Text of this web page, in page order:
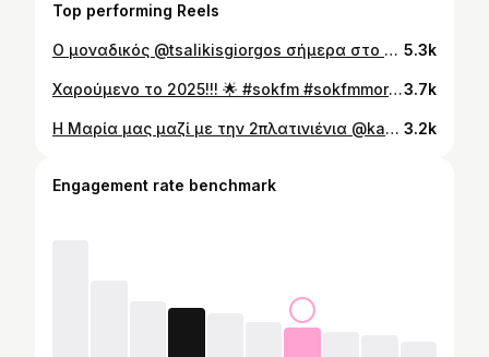
Top performing Reels
Ο μοναδικός @tsalikisgiorgos σήμερα στο ΣΟΚfm Morning Show με τον Γιώργο και την Μαρία! #sokfmmorningshow #sokfm1048 #giorgosmaria #tsalikisgiorgos 5.3k
Χαρούμενο το 2025!!! 🌟 #sokfm #sokfmmorningshow #giorgosmaria3.7k
Η Μαρία μας μαζί με την 2πλατινιένια @katerinalioliouofficial !! 👏🏼👏🏼👏🏼 3.2k
Engagement rate benchmark